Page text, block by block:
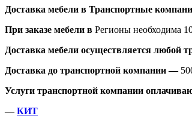
Доставка мебели в Транспортные
При заказе мебели в Регионы необходима
Доставка мебели осуществляется любой
Доставка до транспортной компании —
Услуги транспортной компании
—КИТ